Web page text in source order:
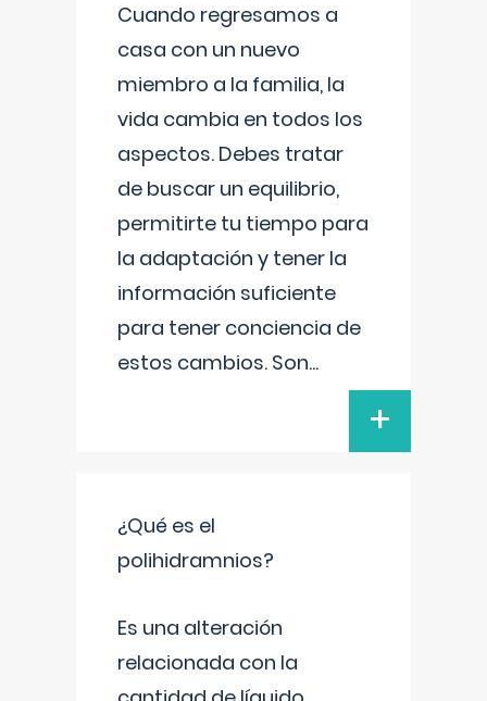
Cuando regresamos a
casa con un nuevo
miembro a la familia, la
vida cambia en todos los
aspectos. Debes tratar
de buscar un equilibrio,
permitirte tu tiempo para
la adaptación y tener la
información suficiente
para tener conciencia de
estos cambios. Son...
+
¿Qué es el
polihidramnios?
Es una alteración
relacionada con la